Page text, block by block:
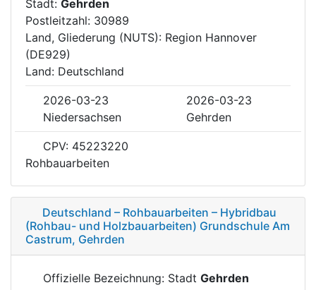
Stadt: Gehrden
Postleitzahl: 30989
Land, Gliederung (NUTS): Region Hannover
(DE929)
Land: Deutschland
2026-03-23
2026-03-23
Niedersachsen
Gehrden
CPV: 45223220
Rohbauarbeiten
Deutschland – Rohbauarbeiten – Hybridbau
(Rohbau- und Holzbauarbeiten) Grundschule Am
Castrum, Gehrden
Offizielle Bezeichnung: Stadt Gehrden